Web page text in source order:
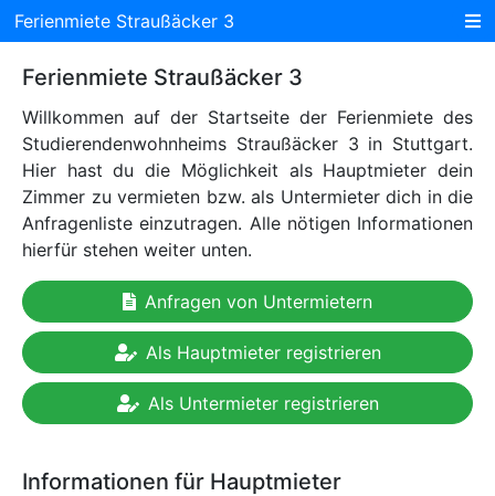
Ferienmiete Straußäcker 3
Ferienmiete Straußäcker 3
Willkommen auf der Startseite der Ferienmiete des
Studierendenwohnheims Straußäcker 3 in Stuttgart.
Hier hast du die Möglichkeit als Hauptmieter dein
Zimmer zu vermieten bzw. als Untermieter dich in die
Anfragenliste einzutragen. Alle nötigen Informationen
hierfür stehen weiter unten.
Anfragen von Untermietern
Als Hauptmieter registrieren
Als Untermieter registrieren
Informationen für Hauptmieter